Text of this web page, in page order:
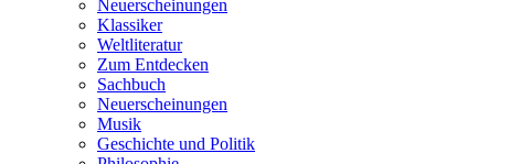
Neuerscheinungen
Klassiker
Weltliteratur
Zum Entdecken
Sachbuch
Neuerscheinungen
Musik
Geschichte und Politik